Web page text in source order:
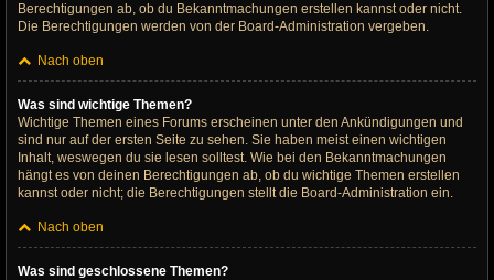
Berechtigungen ab, ob du Bekanntmachungen erstellen kannst oder nicht.
Die Berechtigungen werden von der Board-Administration vergeben.
Nach oben
Was sind wichtige Themen?
Wichtige Themen eines Forums erscheinen unter den Ankündigungen und
sind nur auf der ersten Seite zu sehen. Sie haben meist einen wichtigen
Inhalt, weswegen du sie lesen solltest. Wie bei den Bekanntmachungen
hängt es von deinen Berechtigungen ab, ob du wichtige Themen erstellen
kannst oder nicht; die Berechtigungen stellt die Board-Administration ein.
Nach oben
Was sind geschlossene Themen?